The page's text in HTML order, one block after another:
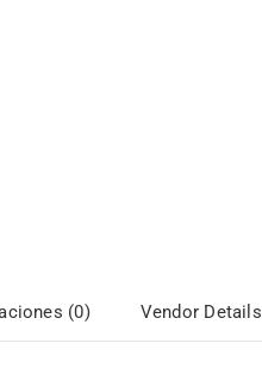
(0) Vendor Details